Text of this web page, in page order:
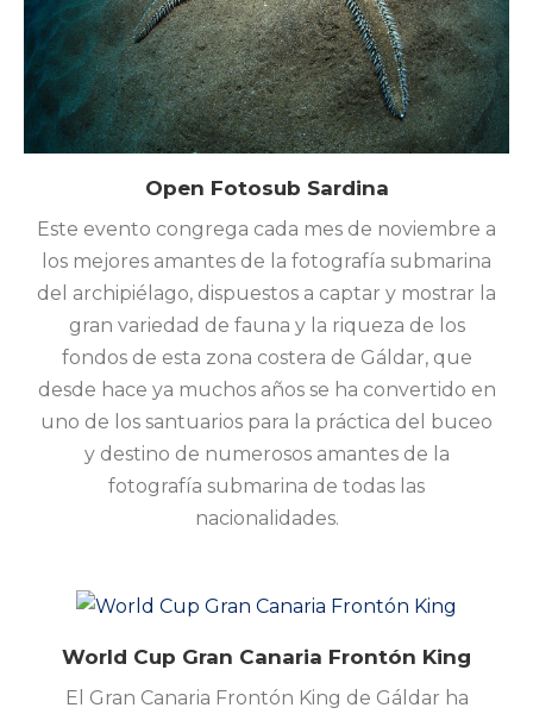
Open Fotosub Sardina
Este evento congrega cada mes de noviembre a
los mejores amantes de la fotografía submarina
del archipiélago, dispuestos a captar y mostrar la
gran variedad de fauna y la riqueza de los
fondos de esta zona costera de Gáldar, que
desde hace ya muchos años se ha convertido en
uno de los santuarios para la práctica del buceo
y destino de numerosos amantes de la
fotografía submarina de todas las
nacionalidades.
World Cup Gran Canaria Frontón King
El Gran Canaria Frontón King de Gáldar ha